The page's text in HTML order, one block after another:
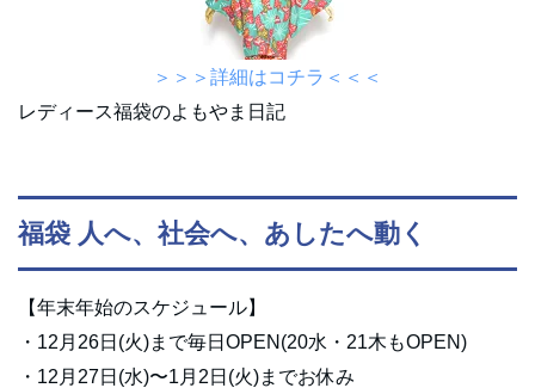
＞＞＞詳細はコチラ＜＜＜
レディース福袋のよもやま日記
福袋 人へ、社会へ、あしたへ動く
【年末年始のスケジュール】
・12月26日(火)まで毎日OPEN(20水・21木もOPEN)
・12月27日(水)〜1月2日(火)までお休み